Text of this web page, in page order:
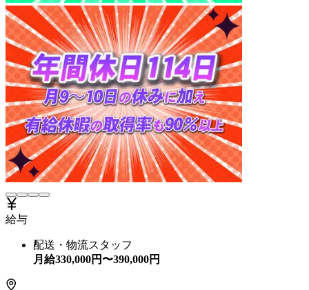
給与
配送・物流スタッフ
月給330,000円〜390,000円